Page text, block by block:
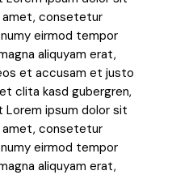
amet, consetetur
eirmod tempor
aliquyam erat,
et accusam et justo
clita kasd gubergren,
ipsum dolor sit
amet, consetetur
eirmod tempor
aliquyam erat,